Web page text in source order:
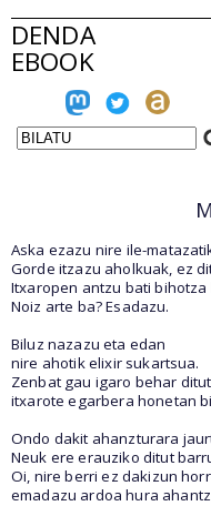
DENDA
EBOOK
Aska ezazu nire ile-
Gorde itzazu aholkuak, ez
Itxaropen antzu bati bihotza
Noiz arte ba? Esadazu.
Biluz nazazu eta edan
nire ahotik elixir sukartsua.
Zenbat gau igaro behar ditut
itxarote egarbera honetan
Ondo dakit ahanzturara
Neuk ere erauziko ditut
Oi, nire berri ez dakizun
emadazu ardoa hura